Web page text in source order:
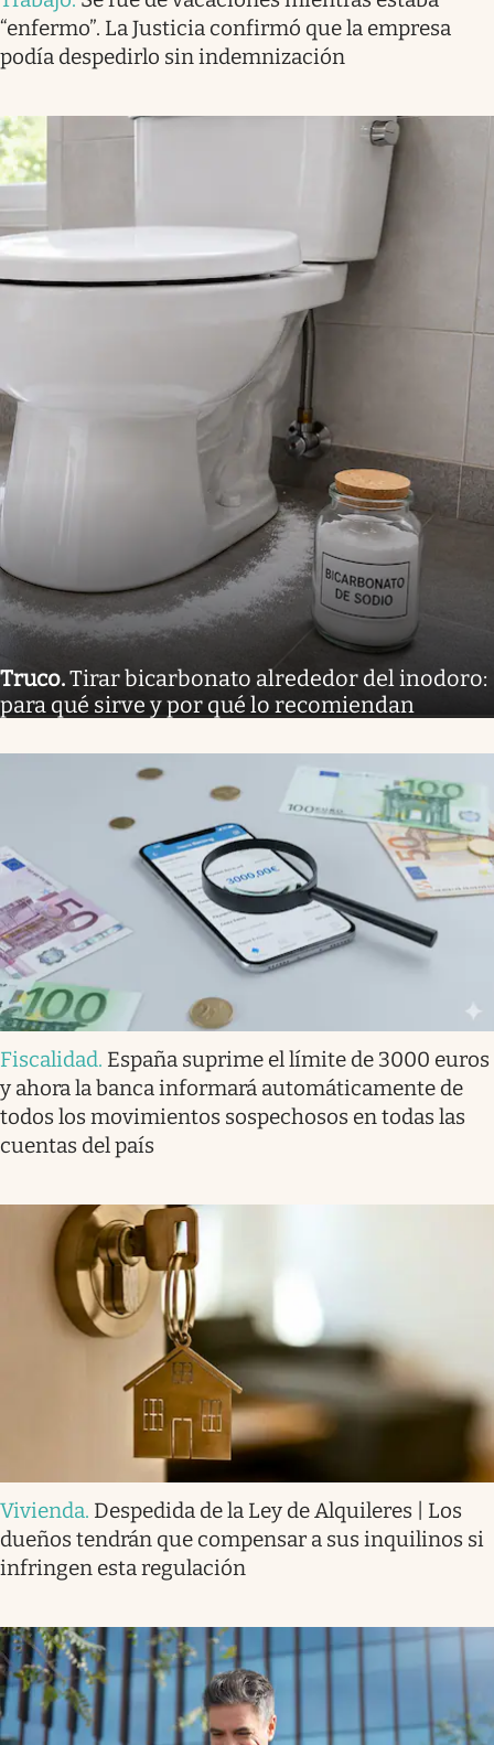
“enfermo”. La Justicia confirmó que la empresa
podía despedirlo sin indemnización
Truco.Tirar bicarbonato alrededor del inodoro:
para qué sirve y por qué lo recomiendan
Fiscalidad. España suprime el límite de 3000 euros
y ahora la banca informará automáticamente de
todos los movimientos sospechosos en todas las
cuentas del país
Vivienda. Despedida de la Ley de Alquileres | Los
dueños tendrán que compensar a sus inquilinos si
infringen esta regulación